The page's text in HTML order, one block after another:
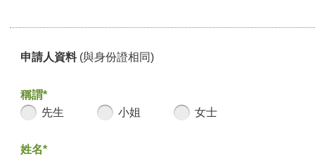
申請人資料 (與身份證相同)
稱謂*
先生
小姐 女士
姓名*